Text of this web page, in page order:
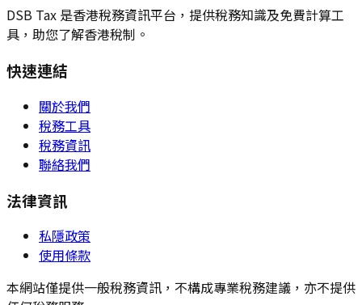
DSB Tax 是香港稅務資訊平台，提供稅務知識及免費計算工
具，助您了解香港稅制。
快速連結
關於我們
稅務工具
稅務資訊
聯絡我們
法律資訊
私隱政策
使用條款
本網站僅提供一般稅務資訊，不構成專業稅務建議，亦不提供